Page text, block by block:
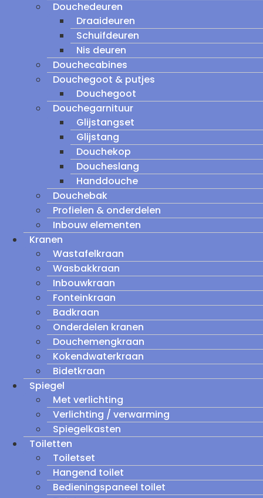
Douchedeuren
Draaideuren
Schuifdeuren
Nis deuren
Douchecabines
Douchegoot & putjes
Douchegoot
Douchegarnituur
Glijstangset
Glijstang
Douchekop
Doucheslang
Handdouche
Douchebak
Profielen & onderdelen
Inbouw elementen
Kranen
Wastafelkraan
Wasbakkraan
Inbouwkraan
Fonteinkraan
Badkraan
Onderdelen kranen
Douchemengkraan
Kokendwaterkraan
Bidetkraan
Spiegel
Met verlichting
Verlichting / verwarming
Spiegelkasten
Toiletten
Toiletset
Hangend toilet
Bedieningspaneel toilet